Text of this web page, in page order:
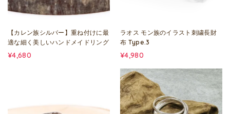
【カレン族シルバー】重ね付けに最
適な細く美しいハンドメイドリング
¥4,680
ラオス モン族のイラスト刺繍長財
布 Type.3
¥4,980